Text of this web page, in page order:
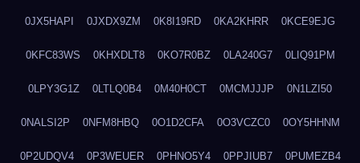
0JX5HAPI 0JXDX9ZM 0K8I19RD 0KA2KHRR 0KCE9EJG
0KFC83WS 0KHXDLT8 0KO7R0BZ 0LA240G7 0LIQ91PM
0LPY3G1Z 0LTLQ0B4 0M40H0CT 0MCMJJJP 0N1LZI50
0NALSI2P 0NFM8HBQ 0O1D2CFA 0O3VCZC0 0OY5HHNM
0P2UDQV4 0P3WEUER 0PHNO5Y4 0PPJIUB7 0PUMEZB4